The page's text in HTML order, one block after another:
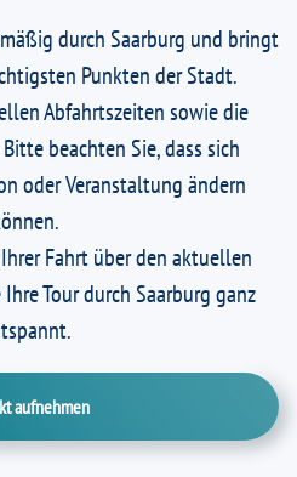
durch Saarburg und bringt
Punkten der Stadt.
Abfahrtszeiten sowie die
beachten Sie, dass sich
oder Veranstaltung ändern
Fahrt über den aktuellen
Tour durch Saarburg ganz
aufnehmen